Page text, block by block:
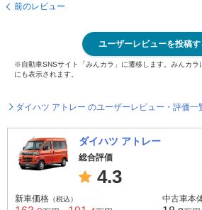
前のレビュー
ユーザーレビューを投稿す
※自動車SNSサイト「みんカラ」に遷移します。みんカラ
にも表示されます。
ダイハツ アトレー のユーザーレビュー・評価一
ダイハツ アトレー
総合評価
4.3
新車価格 （税込） 中古車本